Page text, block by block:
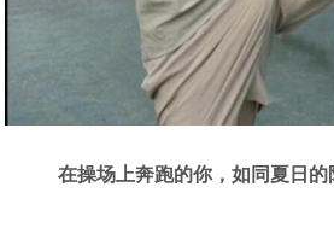
在操场上奔跑的你，如同夏日的